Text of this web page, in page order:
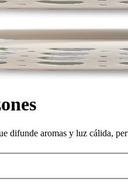
difunde aromas y luz cálida,